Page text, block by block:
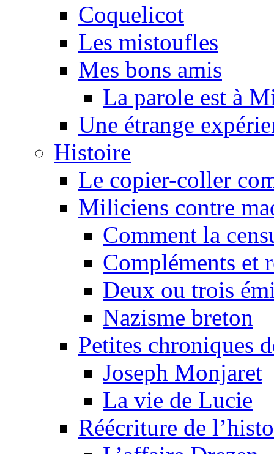
Coquelicot
Les mistoufles
Mes bons amis
La parole est à
Une étrange
Histoire
Le copier-coller
Miliciens contre
Comment la
Compléments et
Deux ou trois
Nazisme breton
Petites chroniques
Joseph Monjaret
La vie de Lucie
Réécriture de